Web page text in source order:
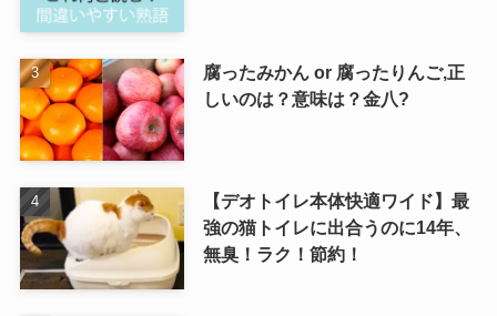
腐ったみかん or 腐ったりんご,正
しいのは？意味は？金八?
【デオトイレ本体快適ワイド】最
強の猫トイレに出合うのに14年、
無臭！ラク！節約！